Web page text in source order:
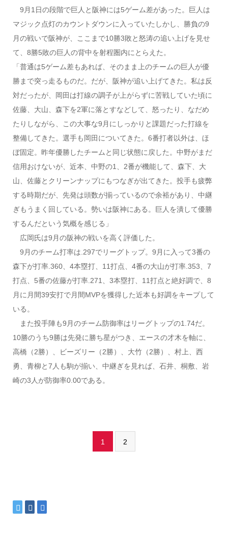
9月1日の段階で巨人と阪神には5ゲーム差があった。巨人は
マジック点灯のカウントダウンに入っていたしかし、勝負の9
月の戦いで阪神が、ここまで10勝3敗と怒涛の追い上げを見せ
て、8勝5敗の巨人の背中を射程圏内にとらえた。
「普通は5ゲーム差もあれば、そのまま上のチームの巨人が優
勝まで突っ走るものだ。だが、阪神が追い上げてきた。私は反
対だったが、岡田は打線の調子が上がらずに苦戦していた頃に
佐藤、大山、森下を2軍に落とすなどして、怒ったり、なだめ
たりしながら、この大事な9月にしっかりと課題だった打線を
整備してきた。選手も岡田についてきた。6番打者以外は、ほ
ぼ固定。昨年優勝したチームと同じ状態に戻した。中野がまだ
信用おけないが、近本、中野の1、2番が機能して、森下、大
山、佐藤とクリーンナップにもつなぎが出てきた。投手も疲弊
する時期だが、先発は頭数が揃っているので余裕があり、中継
ぎもうまく回している。勢いは阪神にある。巨人を潰して優勝
するんだという気概を感じる」
広岡氏は9月の阪神の戦いを高く評価した。
9月のチーム打率は.297でリーグトップ。9月に入って3番の
森下が打率.360、4本塁打、11打点、4番の大山が打率.353、7
打点、5番の佐藤が打率.271、3本塁打、11打点と絶好調で、8
月に月間39安打で月間MVPを獲得した近本も好調をキープして
いる。
また投手陣も9月のチーム防御率はリーグトップの1.74だ。
10勝のうち9勝は先発に勝ち星がつき、エースの才木を軸に、
高橋（2勝）、ビーズリー（2勝）、大竹（2勝）、村上、西
勇、青柳と7人も駒が揃い、中継ぎを見れば、石井、桐敷、岩
崎の3人が防御率0.00である。
1 2